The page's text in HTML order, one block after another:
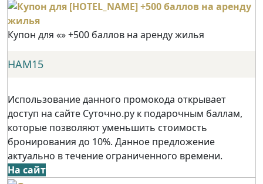
Купон для «» +500 баллов на аренду жилья
НАМ15
Использование данного промокода открывает
доступ на сайте Суточно.ру к подарочным баллам,
которые позволяют уменьшить стоимость
бронирования до 10%. Данное предложение
актуально в течение ограниченного времени.
На сайт